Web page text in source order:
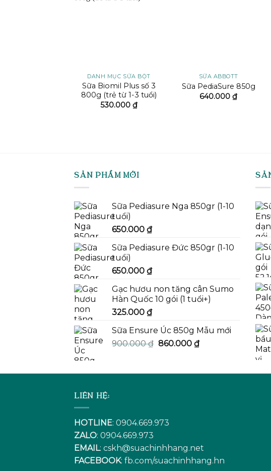
DANH MỤC SỮA BỘT
Sữa Biomil Plus số 3
800g (trẻ từ 1-3 tuổi)
530.000 ₫
SỮA ABBOTT
Sữa PediaSure 850g
640.000₫
SẢN PHẨM MỚI
Sữa Pediasure Nga 850gr (1-10
tuổi)
650.000 ₫
Sữa Pediasure Đức 850gr (1-10
tuổi)
650.000 ₫
Gạc hươu non tăng cân Sumo
Hàn Quốc 10 gói (1 tuổi+)
325.000 ₫
Sữa Ensure Úc 850g Mẫu mới
900.000₫ Giá
900.000 ₫.
860.000 ₫Giá
là:
LIÊN HỆ:
HOTLINE: 0904.669.973
ZALO: 0904.669.973
EMAIL: cskh@suachinhhang.net
FACEBOOK: fb.com/suachinhhang.hn